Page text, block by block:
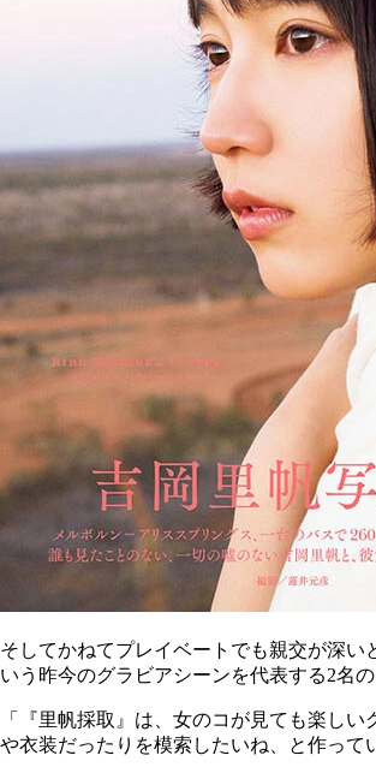
そしてかねてプレイベートでも親交が深
いう昨今のグラビアシーンを代表する2名
「『里帆採取』は、女のコが見ても楽し
や衣装だったりを模索したいね、と作って